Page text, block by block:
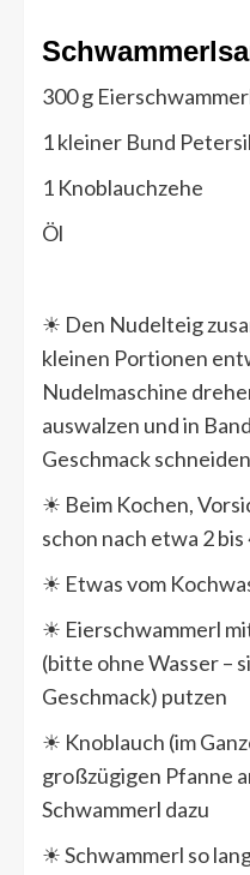
300 g
1 kleiner Bund
1 Knoblauchzehe
Öl
☀ Den Nudelteig
kleinen Portionen
Nudelmaschine
auswalzen und in
Geschmack schneiden
☀ Beim Kochen,
schon nach etwa 2
☀ Etwas vom
☀ Eierschwammerl
(bitte ohne Wasser –
Geschmack) putzen
☀ Knoblauch (im
großzügigen Pfanne
Schwammerl dazu
☀ Schwammerl so